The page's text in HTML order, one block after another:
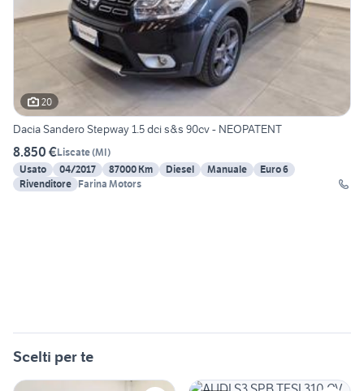
20
Dacia Sandero Stepway 1.5 dci s&s 90cv - NEOPATENT
8.850 €Liscate(MI)
Usato
04/2017 87000 Km Diesel Manuale
Euro 6
Rivenditore Farina Motors
Scelti per te